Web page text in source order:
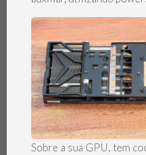
Sobre a sua GPU, tem